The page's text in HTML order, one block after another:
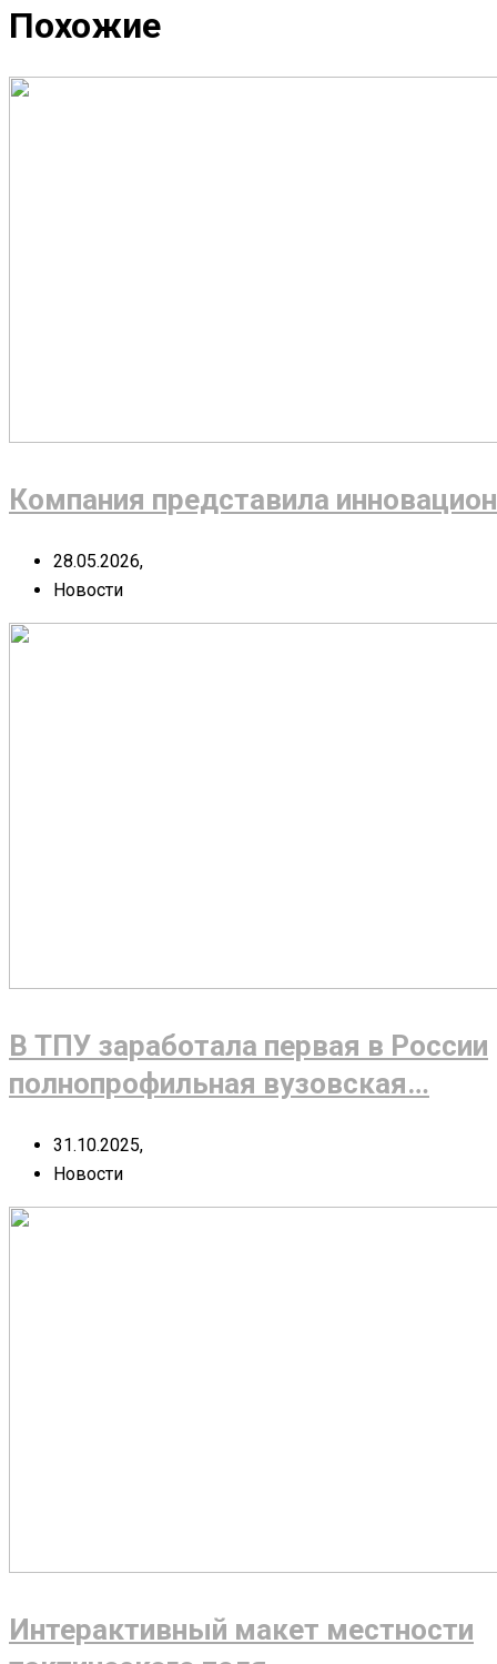
Похожие
Компания представила
28.05.2026,
Новости
В ТПУ заработала первая в России
полнопрофильная вузовская…
31.10.2025,
Новости
Интерактивный макет местности